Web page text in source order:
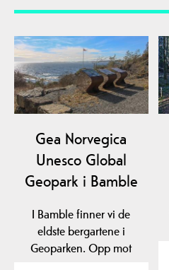
Gea Norvegica
Unesco Global
Geopark i Bamble
I Bamble finner vi de
eldste bergartene i
Geoparken. Opp mot